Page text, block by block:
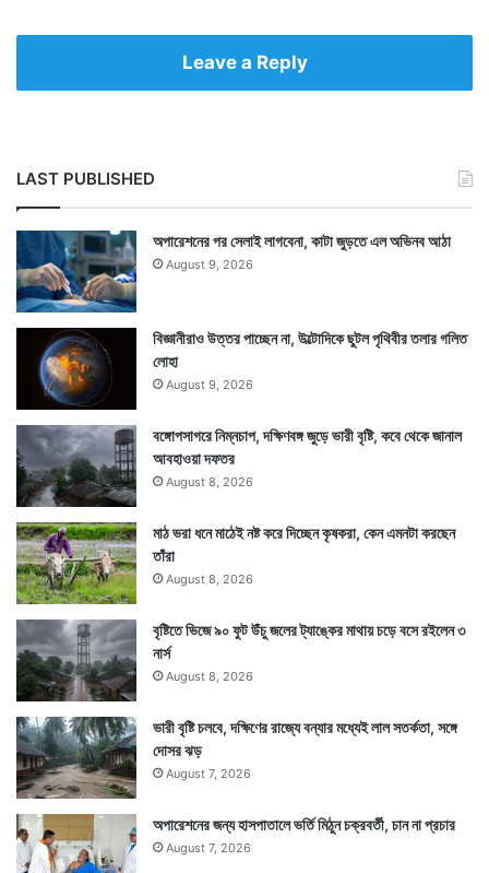
Leave a Reply
LAST PUBLISHED
অপারেশনের পর সেলাই লাগবেনা, কাটা জুড়তে এল অভিনব আঠা
August 9, 2026
বিজ্ঞানীরাও উত্তর পাচ্ছেন না, উল্টোদিকে ছুটল পৃথিবীর তলার গলিত
লোহা
August 9, 2026
বঙ্গোপসাগরে নিম্নচাপ, দক্ষিণবঙ্গ জুড়ে ভারী বৃষ্টি, কবে থেকে জানাল
আবহাওয়া দফতর
August 8, 2026
মাঠ ভরা ধনে মাঠেই নষ্ট করে দিচ্ছেন কৃষকরা, কেন এমনটা করছেন
তাঁরা
August 8, 2026
বৃষ্টিতে ভিজে ৯০ ফুট উঁচু জলের ট্যাঙ্কের মাথায় চড়ে বসে রইলেন ৩
নার্স
August 8, 2026
ভারী বৃষ্টি চলবে, দক্ষিণের রাজ্যে বন্যার মধ্যেই লাল সতর্কতা, সঙ্গে
দোসর ঝড়
August 7, 2026
অপারেশনের জন্য হাসপাতালে ভর্তি মিঠুন চক্রবর্তী, চান না প্রচার
August 7, 2026